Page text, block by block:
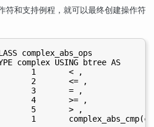
符和支持例程，就可以最终创建操作符
complex_abs_ops
complex USING btree AS
1       < ,
2       <= ,
3       = ,
4       >= ,
5       > ,
1